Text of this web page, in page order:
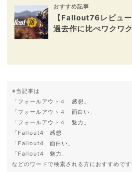
おすすめ記事
【Fallout76レビュ
過去作に比べワクワ
※当記事は
「フォールアウト４ 感想」
「フォールアウト４ 面白い」
「フォールアウト４ 魅力」
「Fallout4 感想」
「Fallout4 面白い」
「Fallout4 魅力」
などのワードで検索される方におすすめです